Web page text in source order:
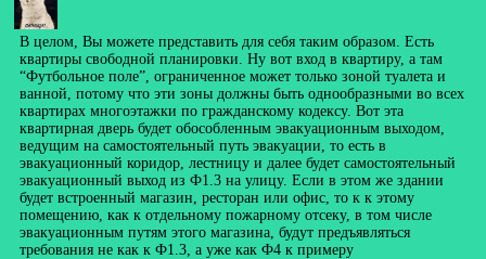
В целом, Вы можете представить для себя таким образом. Есть
квартиры свободной планировки. Ну вот вход в квартиру, а там
“Футбольное поле”, ограниченное может только зоной туалета и
ванной, потому что эти зоны должны быть однообразными во всех
квартирах многоэтажки по гражданскому кодексу. Вот эта
квартирная дверь будет обособленным эвакуационным выходом,
ведущим на самостоятельный путь эвакуации, то есть в
эвакуационный коридор, лестницу и далее будет самостоятельный
эвакуационный выход из Ф1.3 на улицу. Если в этом же здании
будет встроенный магазин, ресторан или офис, то к к этому
помещению, как к отдельному пожарному отсеку, в том числе
эвакуационным путям этого магазина, будут предъявляться
требования не как к Ф1.3, а уже как Ф4 к примеру